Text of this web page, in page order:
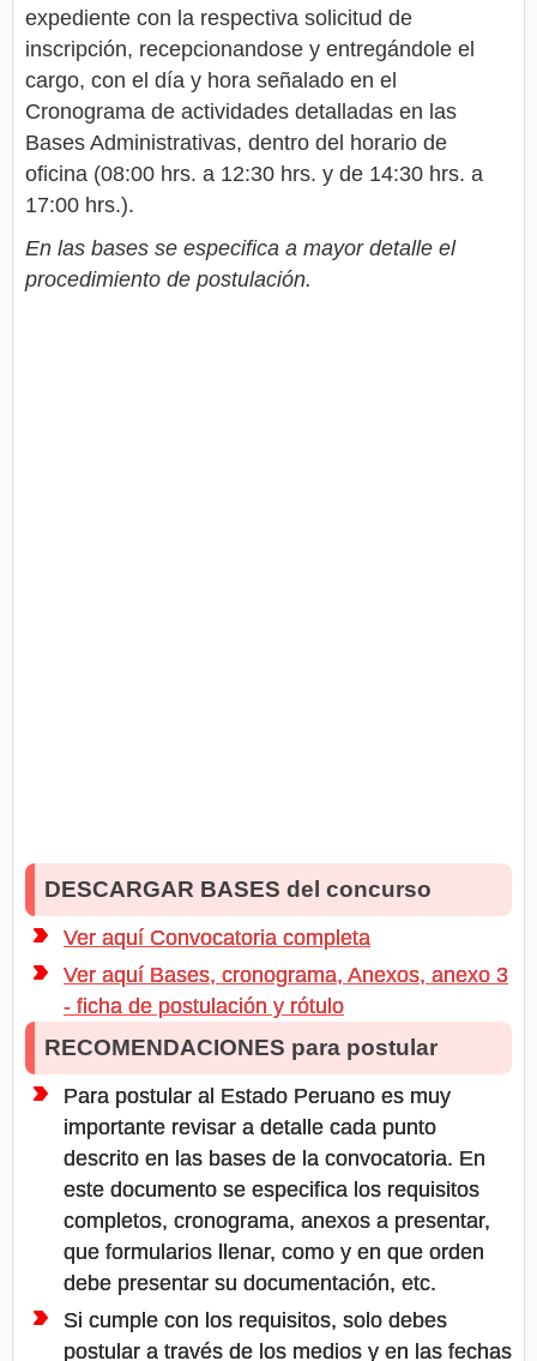
expediente con la respectiva solicitud de
inscripción, recepcionandose y entregándole el
cargo, con el día y hora señalado en el
Cronograma de actividades detalladas en las
Bases Administrativas, dentro del horario de
oficina (08:00 hrs. a 12:30 hrs. y de 14:30 hrs. a
17:00 hrs.).
En las bases se especifica a mayor detalle el
procedimiento de postulación.
DESCARGAR BASES del concurso
Ver aquí Convocatoria completa
Ver aquí Bases, cronograma, Anexos, anexo 3
- ficha de postulación y rótulo
RECOMENDACIONES para postular
Para postular al Estado Peruano es muy
importante revisar a detalle cada punto
descrito en las bases de la convocatoria. En
este documento se especifica los requisitos
completos, cronograma, anexos a presentar,
que formularios llenar, como y en que orden
debe presentar su documentación, etc.
Si cumple con los requisitos, solo debes
postular a través de los medios y en las fechas